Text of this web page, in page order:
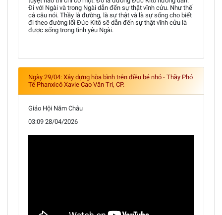
Đi với Ngài và trong Ngài dẫn đến sự thật vĩnh cửu. Như thế
cả câu nói. Thầy là đường, là sự thật và là sự sống cho biết
đi theo đường lối Đức Kitô sẽ dẫn đến sự thật vĩnh cửu là
được sống trong tình yêu Ngài.
Ngày 29/04: Xây dựng hòa bình trên điều bé nhỏ - Thầy Phó
Tế Phanxicô Xavie Cao Văn Trí, CP.
Giáo Hội Năm Châu
03:09 28/04/2026